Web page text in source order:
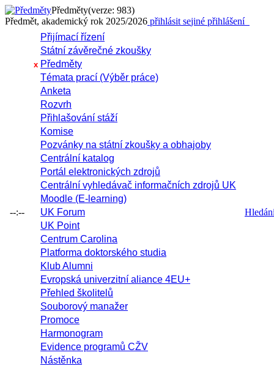
Předměty(verze: 983)
Předmět, akademický rok 2025/2026 přihlásit sejiné přihlášení
--:--
Přijímací řízení
Státní závěrečné zkoušky
x Předměty
Témata prací (Výběr práce)
Anketa
Rozvrh
Přihlašování stáží
Komise
Pozvánky na státní zkoušky a obhajoby
Centrální katalog
Portál elektronických zdrojů
Centrální vyhledávač informačních zdrojů UK
Moodle (E-learning)
UK Forum
UK Point
Centrum Carolina
Platforma doktorského studia
Klub Alumni
Evropská univerzitní aliance 4EU+
Přehled školitelů
Souborový manažer
Promoce
Harmonogram
Evidence programů CŽV
Nástěnka